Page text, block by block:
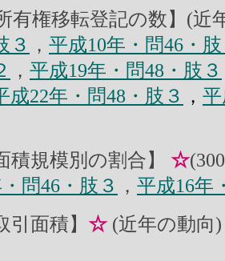
有権移転登記の数】(近
３
， 平成10年・問46・
， 平成19年・問48・肢３
成22年・問48・肢３ ，
積規模別の割合】 ☆
問46・肢３ ， 平成16年
引面積】 ☆(近年の動向